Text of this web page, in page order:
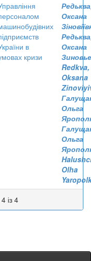
в
кризи
Оксана
Оксана
Redkva,
Oksana
Ольга
Ольга
Olha
із 4